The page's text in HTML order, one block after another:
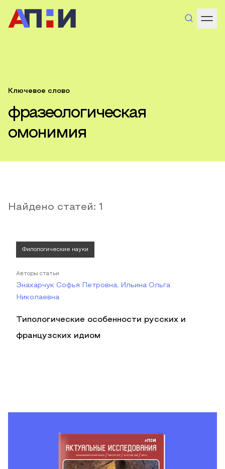
Ключевое слово
фразеологическая
омонимия
Найдено статей: 1
Филологические науки
Авторы статьи
Знахарчук Софья Петровна, Ильина Ольга
Николаевна
Типологические особенности русских и
французских идиом